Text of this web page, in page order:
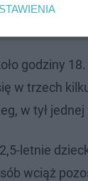
godziny
w trzech
w tył
letnie
wciąż